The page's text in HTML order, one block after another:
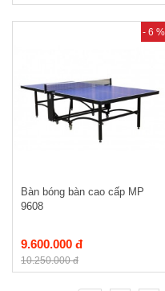
- 6 %
Bàn bóng bàn cao cấp MP
9608
9.600.000 đ
10.250.000 đ